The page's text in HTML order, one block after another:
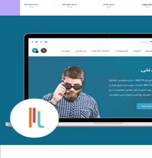
تصميم متجر اي كير
التفاصيل